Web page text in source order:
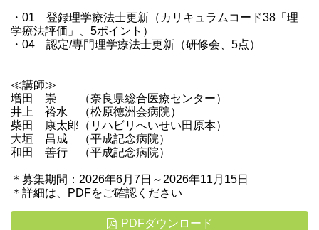
・01 登録理学療法士更新（カリキュラムコード38「理
学療法評価」、5ポイント）
・04 認定/専門理学療法士更新（研修会、5点）
≪講師≫
増田 崇 （奈良県総合医療センター）
井上 裕水 （松原徳洲会病院）
柴田 康太郎（リハビリへいせい田原本）
大垣 昌成 （平成記念病院）
和田 善行 （平成記念病院）
＊募集期間：2026年6月7日～2026年11月15日
＊詳細は、PDFをご確認ください
PDFダウンロード